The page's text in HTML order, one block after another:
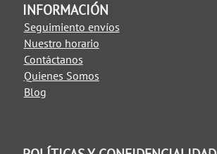
INFORMACIÓN
Seguimiento envíos
Nuestro horario
Contáctanos
Quienes Somos
Blog